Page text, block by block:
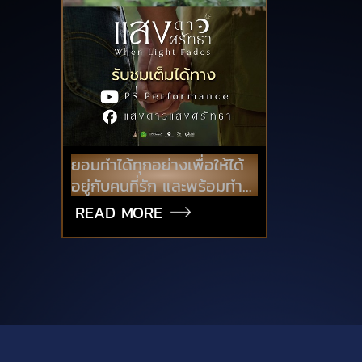
ยอมทำได้ทุกอย่างเพื่อให้ได้
อยู่กับคนที่รัก และพร้อมทำ
ทุกทาง...เพื่อให้เขา มีชีวิต
READ MORE